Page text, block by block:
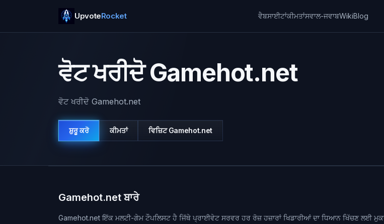
UpvoteRocket ਵੈਬਸਾਈਟਾਂਕੀਮਤਾਂਸਵਾਲ-ਜਵਾਬWikiBlog
ਵੋਟ ਖਰੀਦੋ Gamehot.net
ਵੋਟ ਖਰੀਦੋ Gamehot.net
ਸ਼ੁਰੂ ਕਰੋ ਕੀਮਤਾਂ ਵਿਜ਼ਿਟ Gamehot.net
Gamehot.net ਬਾਰੇ
Gamehot.net ਇੱਕ ਮਲਟੀ-ਗੇਮ ਟੌਪਲਿਸਟ ਹੈ ਜਿੱਥੇ ਪ੍ਰਾਈਵੇਟ ਸਰਵਰ ਹਰ ਰੋਜ਼ ਹਜ਼ਾਰਾਂ ਖਿਡਾਰੀਆਂ ਦਾ ਧਿਆਨ ਖਿੱਚਣ ਲਈ